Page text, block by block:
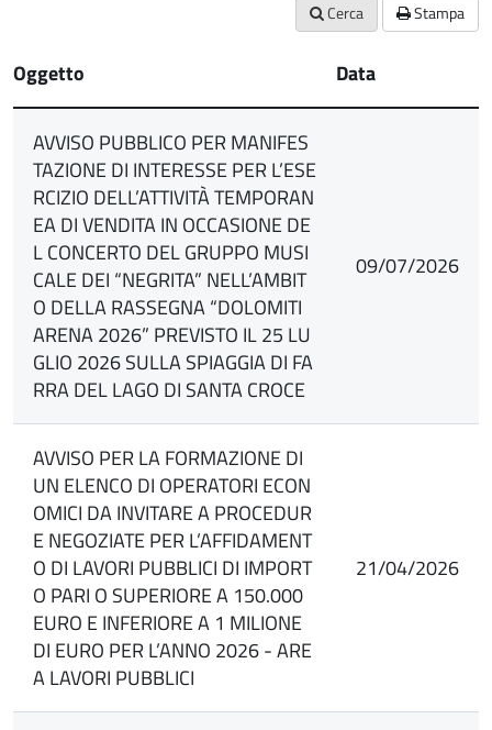
Cerca Stampa
Oggetto Data
AVVISO PUBBLICO PER MANIFES
TAZIONE DI INTERESSE PER L’ESE
RCIZIO DELL’ATTIVITÀ TEMPORAN
EA DI VENDITA IN OCCASIONE DE
L CONCERTO DEL GRUPPO MUSI
CALE DEI “NEGRITA” NELL’AMBIT
O DELLA RASSEGNA “DOLOMITI
ARENA 2026” PREVISTO IL 25 LU
GLIO 2026 SULLA SPIAGGIA DI FA
RRA DEL LAGO DI SANTA CROCE
09/07/2026
AVVISO PER LA FORMAZIONE DI
UN ELENCO DI OPERATORI ECON
OMICI DA INVITARE A PROCEDUR
E NEGOZIATE PER L’AFFIDAMENT
O DI LAVORI PUBBLICI DI IMPORT
O PARI O SUPERIORE A 150.000
EURO E INFERIORE A 1 MILIONE
DI EURO PER L’ANNO 2026 - ARE
A LAVORI PUBBLICI
21/04/2026